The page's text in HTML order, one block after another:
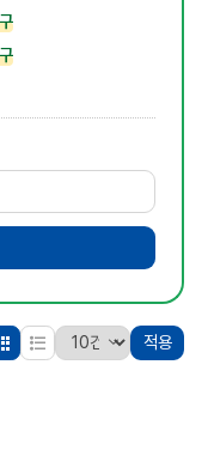
적용